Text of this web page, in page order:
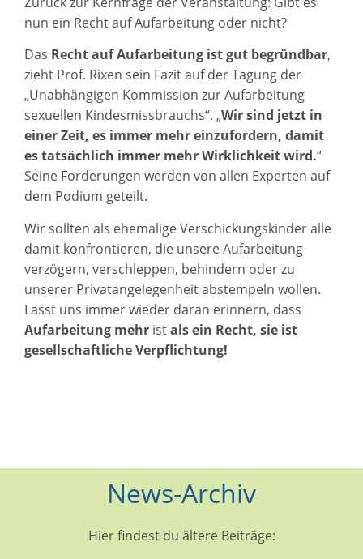
nun ein Recht auf Aufarbeitung oder nicht?
Das Recht auf Aufarbeitung ist gut begründbar,
zieht Prof. Rixen sein Fazit auf der Tagung der
„Unabhängigen Kommission zur Aufarbeitung
sexuellen Kindesmissbrauchs“. „Wir sind jetzt in
einer Zeit, es immer mehr einzufordern, damit
es tatsächlich immer mehr Wirklichkeit wird.“
Seine Forderungen werden von allen Experten auf
dem Podium geteilt.
Wir sollten als ehemalige Verschickungskinder alle
damit konfrontieren, die unsere Aufarbeitung
verzögern, verschleppen, behindern oder zu
unserer Privatangelegenheit abstempeln wollen.
Lasst uns immer wieder daran erinnern, dass
Aufarbeitung mehr istals ein Recht, sie ist
gesellschaftliche Verpflichtung!
News-Archiv
Hier findest du ältere Beiträge: